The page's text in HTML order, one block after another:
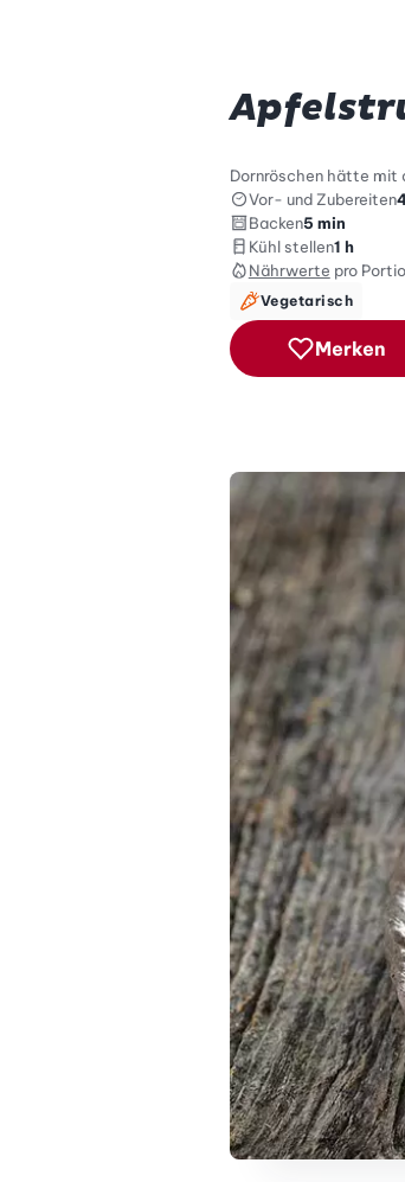
Dornröschen hätte mit
Vor- und Zubereiten
Backen5 min
Kühl stellen1 h
Nährwerte pro
Vegetarisch
Merken